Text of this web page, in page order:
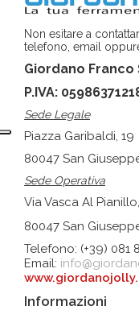
Non esitare a
telefono, email
Giordano Franco
P.IVA:
Sede Legale
Piazza Garibaldi, 19
80047 San
Sede Operativa
Via Vasca Al
80047 San
Telefono: (+39) 081
Email:
Informazioni